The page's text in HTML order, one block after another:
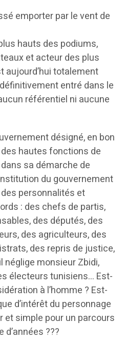
emporter par le vent de
hauts des podiums,
et acteur des plus
aujourd’hui totalement
entré dans le
référentiel ni aucune
désigné, en bon
hautes fonctions de
sa démarche de
du gouvernement
personnalités et
: des chefs de partis,
des députés, des
des agriculteurs, des
des repris de justice,
néglige monsieur Zbidi,
électeurs tunisiens… Est-
à l’homme ? Est-
d’intérêt du personnage
et simple pour un parcours
d’années ???